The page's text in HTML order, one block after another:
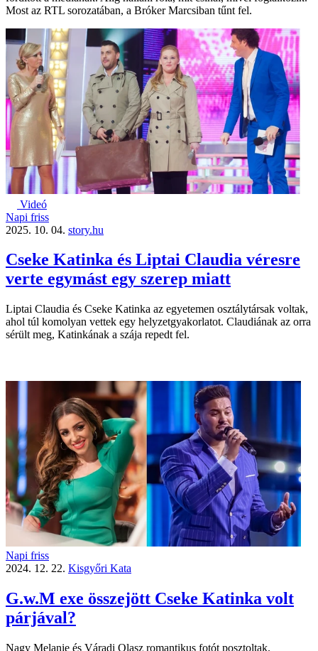
Most az RTL sorozatában, a Bróker Marcsiban tűnt fel.
Videó
Napi friss
2025. 10. 04. story.hu
Cseke Katinka és Liptai Claudia véresre
verte egymást egy szerep miatt
Liptai Claudia és Cseke Katinka az egyetemen osztálytársak voltak,
ahol túl komolyan vettek egy helyzetgyakorlatot. Claudiának az orra
sérült meg, Katinkának a szája repedt fel.
Napi friss
2024. 12. 22. Kisgyőri Kata
G.w.M exe összejött Cseke Katinka volt
párjával?
Nagy Melanie és Váradi Olasz romantikus fotót posztoltak.